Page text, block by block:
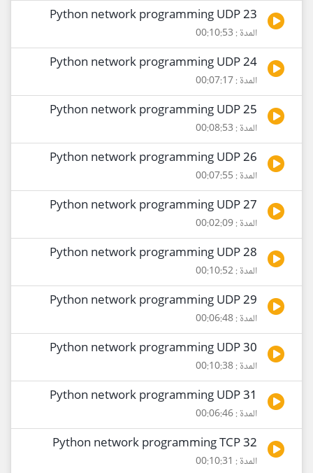
23 Python network programming UDP
المدة : 00:10:53
24 Python network programming UDP
المدة : 00:07:17
25 Python network programming UDP
المدة : 00:08:53
26 Python network programming UDP
المدة : 00:07:55
27 Python network programming UDP
المدة : 00:02:09
28 Python network programming UDP
المدة : 00:10:52
29 Python network programming UDP
المدة : 00:06:48
30 Python network programming UDP
المدة : 00:10:38
31 Python network programming UDP
المدة : 00:06:46
32 Python network programming TCP
المدة : 00:10:31